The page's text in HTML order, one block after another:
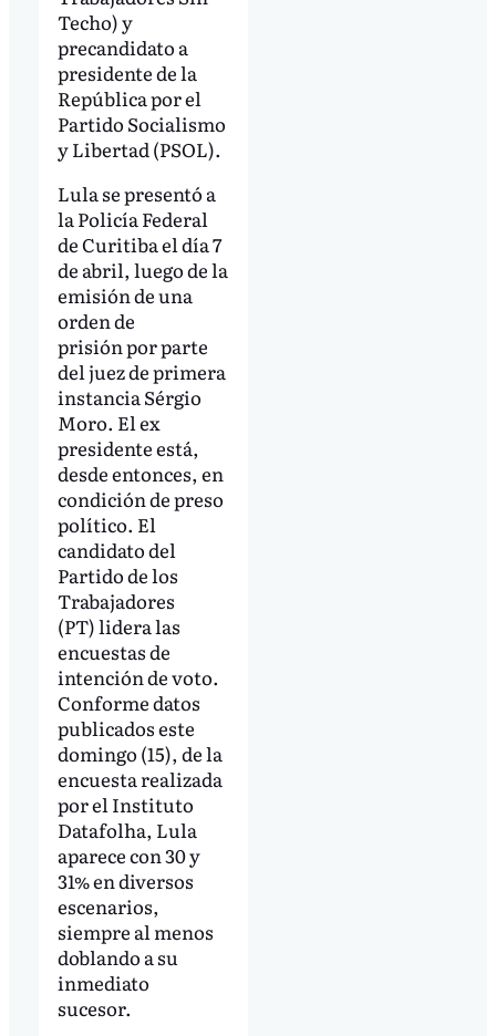
Techo) y
precandidato a
presidente de la
República por el
Partido Socialismo
y Libertad (PSOL).
Lula se presentó a
la Policía Federal
de Curitiba el día 7
de abril, luego de la
emisión de una
orden de
prisión por parte
del juez de primera
instancia Sérgio
Moro. El ex
presidente está,
desde entonces, en
condición de preso
político. El
candidato del
Partido de los
Trabajadores
(PT) lidera las
encuestas de
intención de voto.
Conforme datos
publicados este
domingo (15), de la
encuesta realizada
por el Instituto
Datafolha, Lula
aparece con 30 y
31% en diversos
escenarios,
siempre al menos
doblando a su
inmediato
sucesor.